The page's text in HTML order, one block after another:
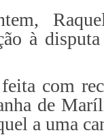
à
com
de
a uma